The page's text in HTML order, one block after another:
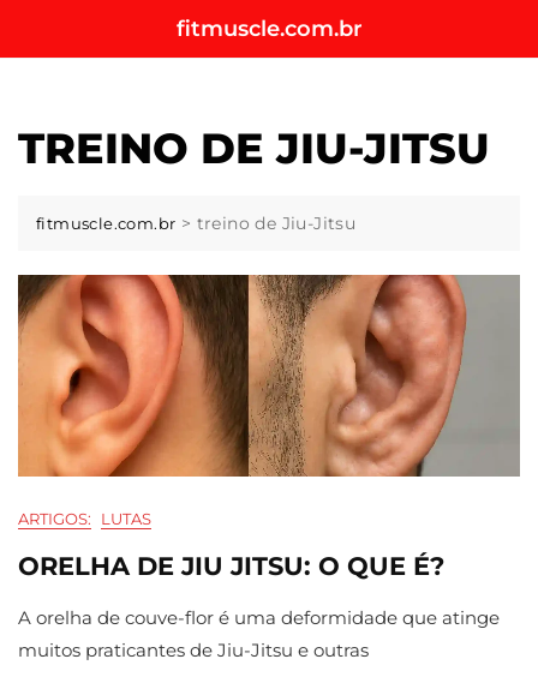
content
fitmuscle.com.br
TREINO DE JIU-JITSU
fitmuscle.com.br > treino de Jiu-Jitsu
ARTIGOS: LUTAS
ORELHA DE JIU JITSU: O QUE É?
A orelha de couve-flor é uma deformidade que atinge
muitos praticantes de Jiu-Jitsu e outras